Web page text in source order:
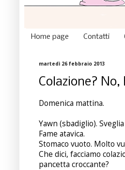
Home page Contatti
martedì 26 febbraio 2013
Colazione?
Domenica mattina.
Yawn (sbadiglio).
Fame atavica.
Stomaco vuoto. Molto
Che dici, facciamo
pancetta croccante?